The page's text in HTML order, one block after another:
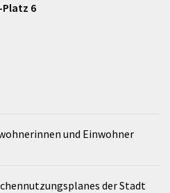
Platz 6
und Einwohner
der Stadt